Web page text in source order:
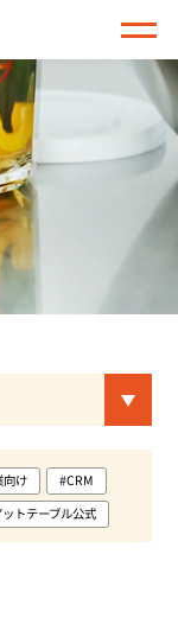
け
#CRM
トテーブル公式
#セミナー